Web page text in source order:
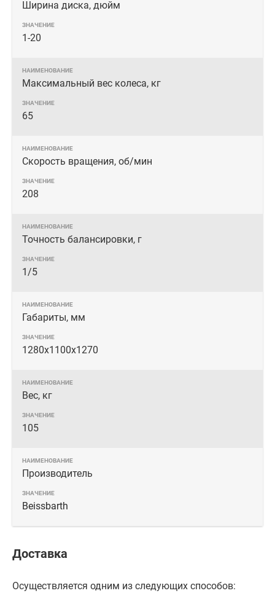
Ширина диска, дюйм
1-20
Максимальный вес колеса, кг
65
Скорость вращения, об/мин
208
Точность балансировки, г
1/5
Габариты, мм
1280х1100х1270
Вес, кг
105
Производитель
Beissbarth
Доставка
Осуществляется одним из следующих способов: